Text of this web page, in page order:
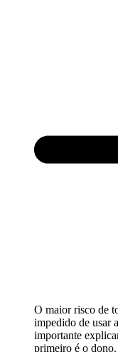
O maior risco de
impedido de usar
importante
primeiro é o dono.